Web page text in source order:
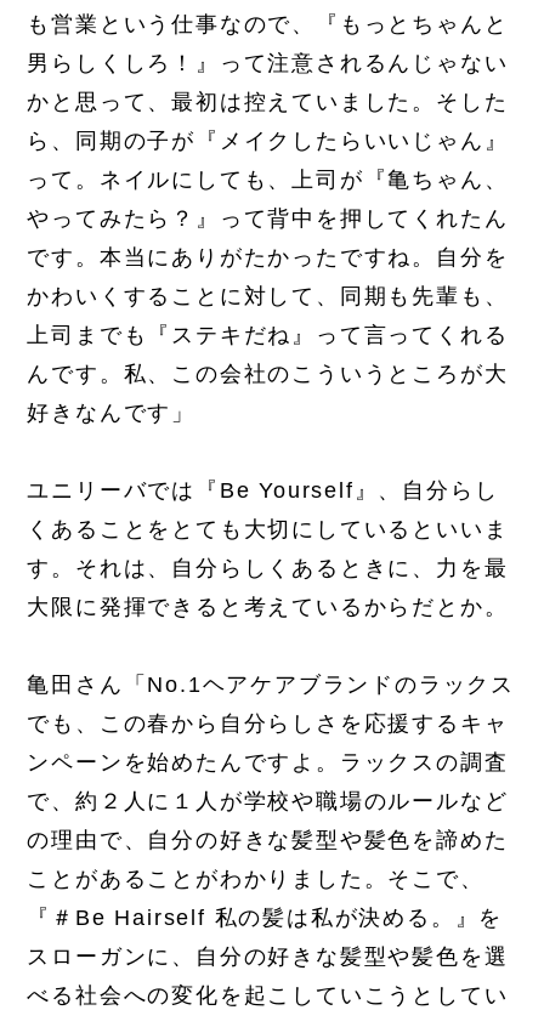
も営業という仕事なので、『もっとちゃんと
男らしくしろ！』って注意されるんじゃない
かと思って、最初は控えていました。そした
ら、同期の子が『メイクしたらいいじゃん』
って。ネイルにしても、上司が『亀ちゃん、
やってみたら？』って背中を押してくれたん
です。本当にありがたかったですね。自分を
かわいくすることに対して、同期も先輩も、
上司までも『ステキだね』って言ってくれる
んです。私、この会社のこういうところが大
好きなんです」
ユニリーバでは『Be Yourself』、自分らし
くあることをとても大切にしているといいま
す。それは、自分らしくあるときに、力を最
大限に発揮できると考えているからだとか。
亀田さん「No.1ヘアケアブランドのラックス
でも、この春から自分らしさを応援するキャ
ンペーンを始めたんですよ。ラックスの調査
で、約２人に１人が学校や職場のルールなど
の理由で、自分の好きな髪型や髪色を諦めた
ことがあることがわかりました。そこで、
『＃Be Hairself 私の髪は私が決める。』を
スローガンに、自分の好きな髪型や髪色を選
べる社会への変化を起こしていこうとしてい